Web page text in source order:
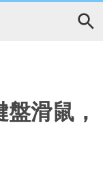
滑鼠，